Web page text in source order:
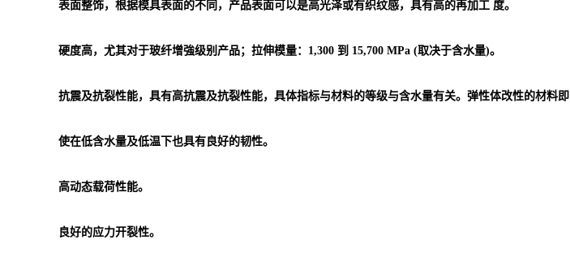
表面整饰，根据模具表面的不同，产品表面可以是高光泽或有织纹感，具有高的再加工 度。
硬度高，尤其对于玻纤增強级别产品；拉伸模量：1,300 到 15,700 MPa (取决于含水量)。
抗震及抗裂性能，具有高抗震及抗裂性能，具体指标与材料的等级与含水量有关。弹性体改性的材料即
使在低含水量及低温下也具有良好的韧性。
高动态载荷性能。
良好的应力开裂性。